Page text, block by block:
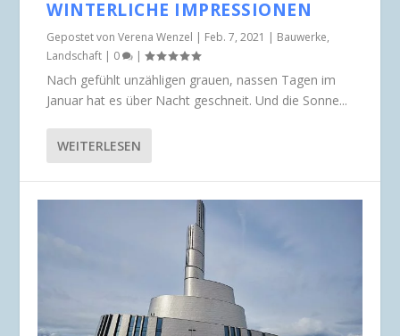
WINTERLICHE IMPRESSIONEN
Gepostet vonVerena Wenzel | Feb. 7, 2021 | Bauwerke,
Landschaft | 0 |
Nach gefühlt unzähligen grauen, nassen Tagen im
Januar hat es über Nacht geschneit. Und die Sonne...
WEITERLESEN